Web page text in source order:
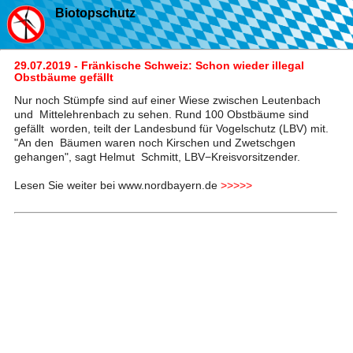
Biotopschutz
29.07.2019 - Fränkische Schweiz: Schon wieder illegal
Obstbäume gefällt
Nur noch Stümpfe sind auf einer Wiese zwischen Leutenbach
und Mittelehrenbach zu sehen. Rund 100 Obstbäume sind
gefällt worden, teilt der Landesbund für Vogelschutz (LBV) mit.
"An den Bäumen waren noch Kirschen und Zwetschgen
gehangen", sagt Helmut Schmitt, LBV−Kreisvorsitzender.
Lesen Sie weiter bei www.nordbayern.de >>>>>